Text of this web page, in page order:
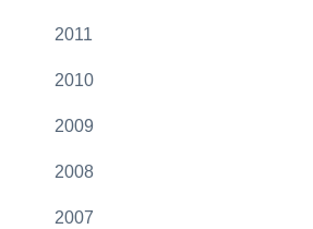
2011
2010
2009
2008
2007